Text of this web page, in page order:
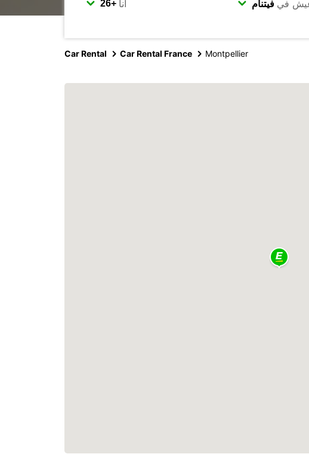
أنا في
Car Rental Car Rental France Montpellier